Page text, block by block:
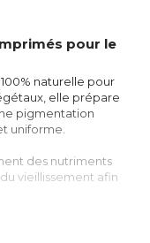
pour le
naturelle pour
elle prépare
pigmentation
uniforme.
des nutriments
vieillissement afin
bêta-carotène, une